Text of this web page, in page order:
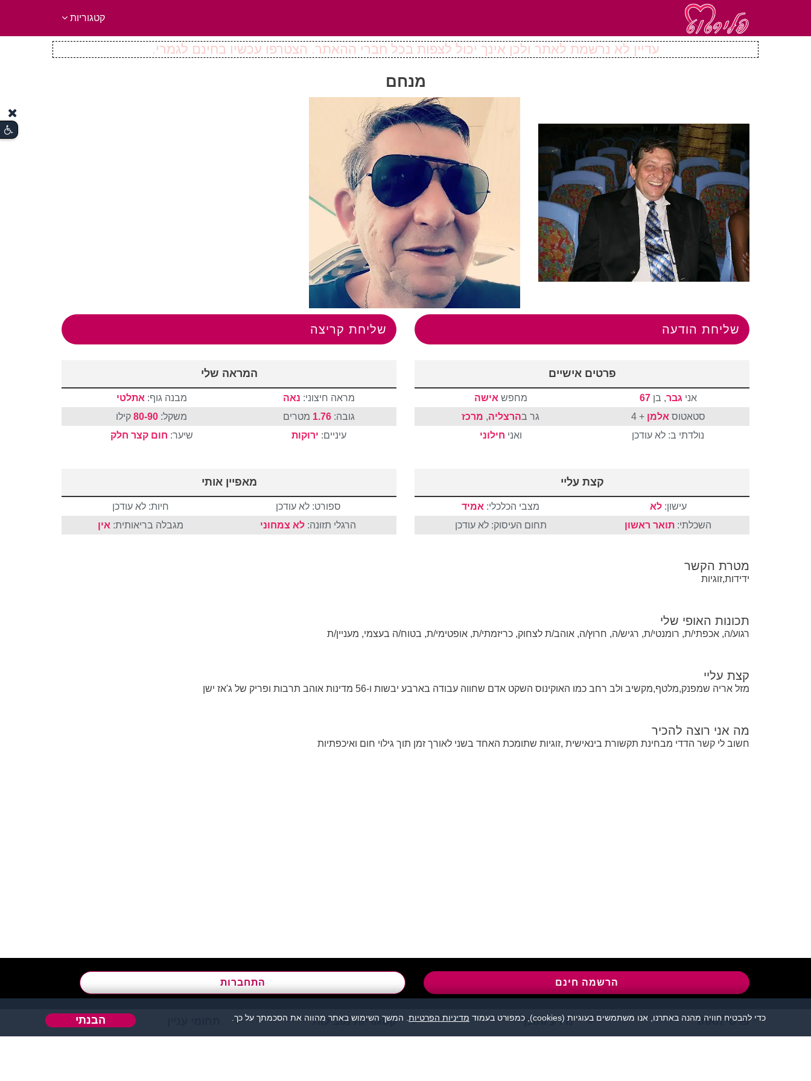
קטגוריות
עדיין לא נרשמת לאתר ולכן אינך יכול לצפות בכל חברי ההאתר. הצטרפו עכשיו בחינם לגמרי.
מנחם
שליחת הודעה שליחת קריצה
פרטים אישיים
אני גבר, בן67 מחפש אישה
סטאטוס אלמן + 4 גר בהרצליה, מרכז
נולדתי ב: לא עודכן
ואני חילוני
המראה שלי
מראה חיצוני: נאה מבנה גוף: אתלטי
גובה: 1.76 מטרים משקל: 80-90 קילו
עיניים: ירוקות שיער: חום קצר חלק
קצת עליי
עישון:לא מצבי הכלכלי: אמיד
השכלתי: תואר ראשון תחום העיסוק: לא עודכן
מאפיין אותי
ספורט: לא עודכן
חיות: לא עודכן
הרגלי תזונה: לא צמחוני מגבלה בריאותית: אין
מטרת הקשר
ידידות,זוגיות
תכונות האופי שלי
רגוע/ה, אכפתי/ת, רומנטי/ת, רגיש/ה, חרוץ/ה, אוהב/ת לצחוק, כריזמתי/ת, אופטימי/ת, בטוח/ה בעצמי, מעניין/ת
קצת עליי
מזל אריה שמפנק,מלטף,מקשיב ולב רחב כמו האוקינוס השקט אדם שחווה עבודה בארבע יבשות ו-56 מדינות אוהב תרבות ופריק של ג'אז ישן
מה אני רוצה להכיר
חשוב לי קשר הדדי מבחינת תקשורת בינאישית ,זוגיות שתומכת האחד בשני לאורך זמן תוך גילוי חום ואיכפתיות
הרשמה חינם התחברות 04-8558924
פרטי האתר מידע ותוכן קטגוריות מובילות כדי להבטיח חוויה מהנה באתרנו, אנו משתמשים בעוגיות (cookies), כמפורט בעמוד מדיניות הפרטיות . המשך השימוש באתר מהווה את הסכמתך על כך. הבנתי